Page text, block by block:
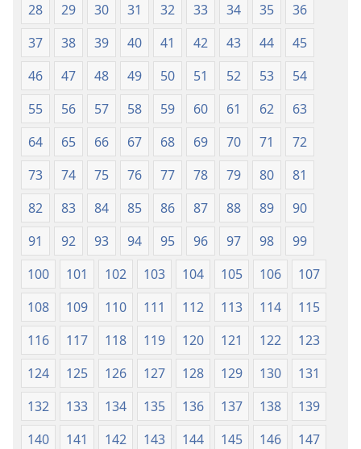
28
29 30 31 32 33 34 35
36
37
38 39 40 41 42 43 44
45
46
47 48 49 50 51 52 53
54
55
56 57 58 59 60 61 62
63
64
65 66 67 68 69 70 71
72
73
74 75 76 77 78 79 80
81
82
83 84 85 86 87 88 89
90
91
92 93 94 95 96 97 98
99
100
101 102 103 104 105 106
107
108
109 110 111 112 113 114
115
116
117 118 119 120 121 122
123
124
125 126 127 128 129 130
131
132
133 134 135 136 137 138
139
140
141 142 143 144 145 146
147